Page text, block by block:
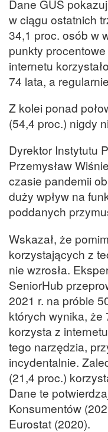
Dane GUS
w ciągu ostatnich
34,1 proc. osób w
punkty
internetu
74 lata, a
Z kolei ponad
(54,4 proc.) nigdy
Dyrektor Instytutu
Przemysław
czasie pandemii
duży wpływ na
poddanych
Wskazał, że
korzystających z
nie wzrosła.
SeniorHub
2021 r. na próbie
których wynika, że
korzysta z
tego narzędzia,
incydentalnie.
(21,4 proc.)
Dane te
Konsumentów
Eurostat (2020).